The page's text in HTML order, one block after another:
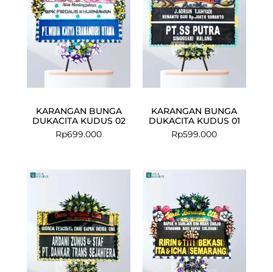
KARANGAN BUNGA
DUKACITA KUDUS 02
Rp699.000
KARANGAN BUNGA
DUKACITA KUDUS 01
Rp599.000